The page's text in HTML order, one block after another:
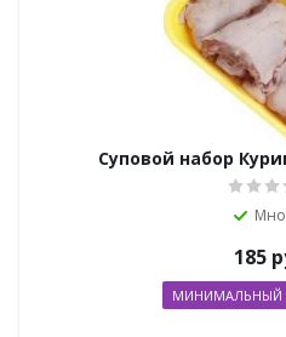
Суповой набор
185
МИНИМАЛЬНЫЙ